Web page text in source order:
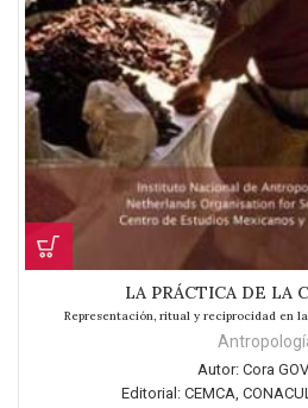
LA PRÁCTICA DE LA
Representación, ritual y reciprocidad en
Autor:Cora
Editorial: CEMCA,